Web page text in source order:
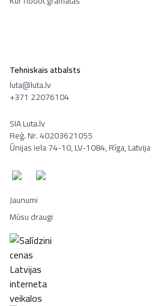
Tehniskais atbalsts
luta@luta.lv
+371 22076104
SIA Luta.lv
Reģ. Nr. 40203621055
Ūnijas iela 74-10, LV-1084, Rīga, Latvija
Jaunumi
Mūsu draugi